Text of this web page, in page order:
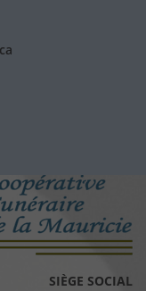
SIÈGE SOCIAL